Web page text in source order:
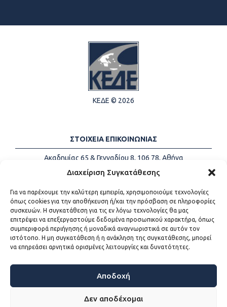
Διαχείριση Συγκατάθεσης
Για να παρέχουμε την καλύτερη εμπειρία, χρησιμοποιούμε τεχνολογίες
όπως cookies για την αποθήκευση ή/και την πρόσβαση σε πληροφορίες
συσκευών. Η συγκατάθεση για τις εν λόγω τεχνολογίες θα μας
επιτρέψει να επεξεργαστούμε δεδομένα προσωπικού χαρακτήρα, όπως
συμπεριφορά περιήγησης ή μοναδικά αναγνωριστικά σε αυτόν τον
ιστότοπο. Η μη συγκατάθεση ή η ανάκληση της συγκατάθεσης, μπορεί
να επηρεάσει αρνητικά ορισμένες λειτουργίες και δυνατότητες.
Αποδοχή
Δεν αποδέχομαι
ΚΕΔΕ © 2026
ΣΤΟΙΧΕΙΑ ΕΠΙΚΟΙΝΩΝΙΑΣ
Ακαδημίας 65 & Γενναδίου 8, 106 78, Αθήνα
Τηλέφωνα:
+30 213-2147500
Email:
info@kede.gr
ΧΡΗΣΙΜΟΙ ΣΥΝΔΕΣΜΟΙ
Η ΚΕΔΕ
Sitemap
Προσβασιμότητα
Όροι χρήσης